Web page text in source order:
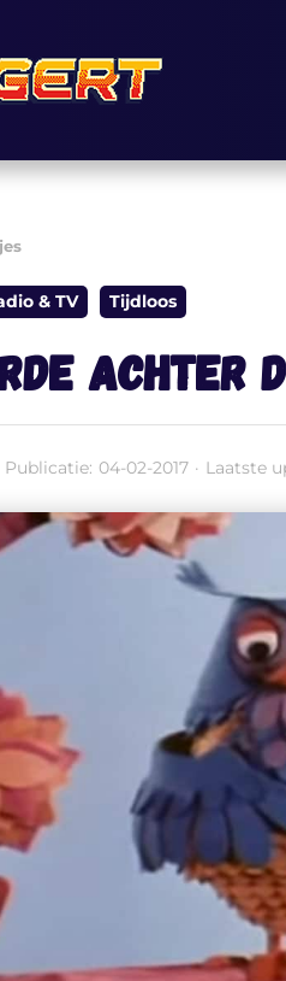
& TV Tijdloos
achter
Publicatie: 04-02-2017 · Laatste